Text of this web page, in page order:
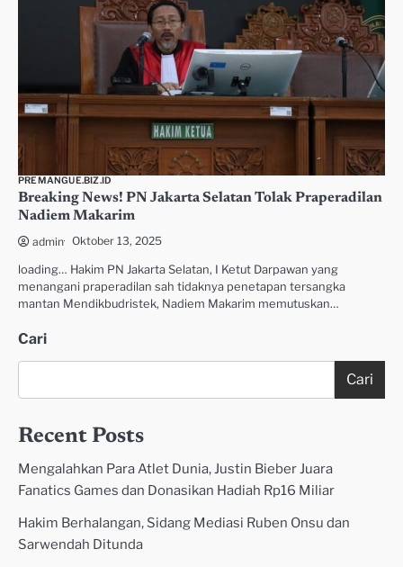
PREMANGUE.BIZ.ID
Breaking News! PN Jakarta Selatan Tolak Praperadilan
Nadiem Makarim
admin Oktober 13, 2025
loading… Hakim PN Jakarta Selatan, I Ketut Darpawan yang
menangani praperadilan sah tidaknya penetapan tersangka
mantan Mendikbudristek, Nadiem Makarim memutuskan…
Cari
Cari
Recent Posts
Mengalahkan Para Atlet Dunia, Justin Bieber Juara
Fanatics Games dan Donasikan Hadiah Rp16 Miliar
Hakim Berhalangan, Sidang Mediasi Ruben Onsu dan
Sarwendah Ditunda